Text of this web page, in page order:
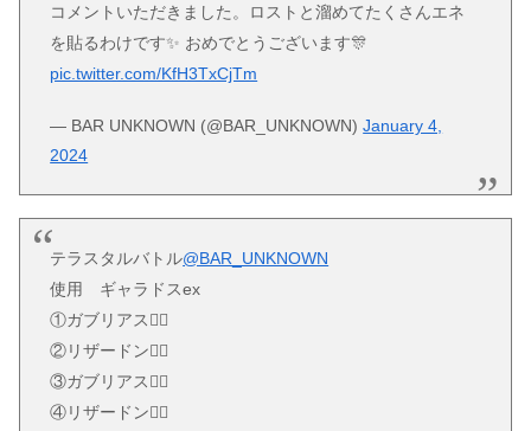
コメントいただきました。ロストと溜めてたくさんエネ
を貼るわけです✨️ おめでとうございます🎊
pic.twitter.com/KfH3TxCjTm
— BAR UNKNOWN (@BAR_UNKNOWN)January 4,
2024
テラスタルバトル@BAR_UNKNOWN
使用 ギャラドスex
①ガブリアス🙆‍♀️
②リザードン🙆‍♀️
③ガブリアス🙆‍♀️
④リザードン🙆‍♀️